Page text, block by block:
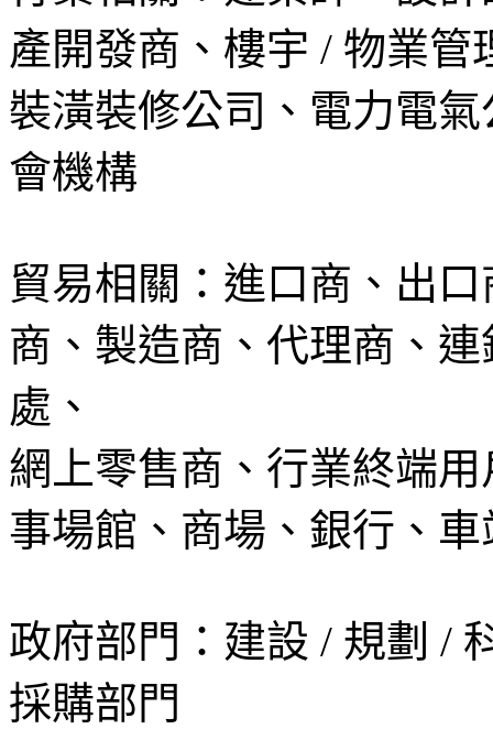
產開發商、樓宇 / 物業管
裝潢裝修公司、電力電
會機構
貿易相關：進口商、出
商、製造商、代理商、
處、
網上零售商、行業終端
事場館、商場、銀行、
政府部門：建設 / 規劃 /
採購部門